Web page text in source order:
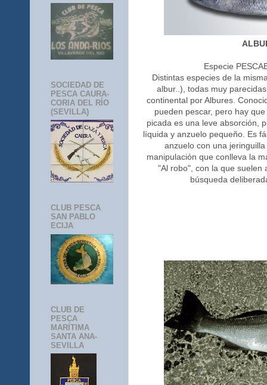
Especie
Distintas especies de la
albur..), todas muy
continental por Albures.
pueden pescar, pero hay
picada es una leve absorción,
líquida y anzuelo pequeño. Es
anzuelo con una
manipulación que conlleva la
"Al robo", con la que suelen
búsqueda
SOCIEDAD DE
PESCA CAURA-
CORIA DEL RÍO
(SEVILLA)
CLUB PESCA
SAN PABLO
ECIJA
CLUB DE
PESCA
MARÍTIMA
SANTA ANA-
SEVILLA